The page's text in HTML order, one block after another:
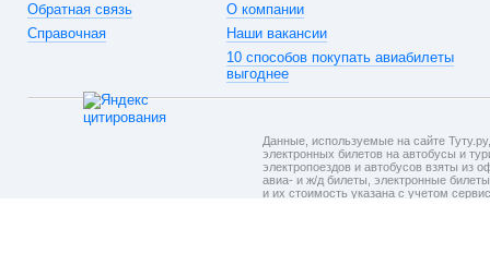
Обратная связь
Справочная
О компании
Наши вакансии
10 способов покупать авиабилеты
выгоднее
Данные, используемые на сайте
электронных билетов на автобусы и
электропоездов и автобусов взяты из
авиа- и ж/д билеты, электронные
и их стоимость указана с учетом